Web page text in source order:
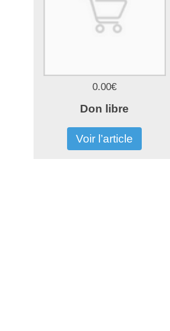
0.00€
Don libre
Voir l’article